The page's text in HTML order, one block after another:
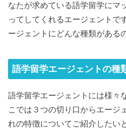
なたが求めている語学留学にマ
ってしてくれるエージェントで
ージェントにどんな種類がある
語学留学エージェントの種
語学留学エージェントには様々
こでは３つの切り口からエージ
れの特徴についてご紹介したい